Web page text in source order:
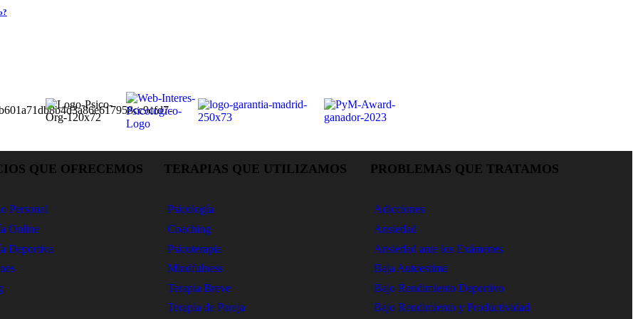
QUE OFRECEMOS
Personal
Online
Deportiva
TERAPIAS QUE UTILIZAMOS
Psicología
Coaching
Psicoterapia
Mindfulness
Terapia Breve
Terapia de Pareja
PROBLEMAS QUE TRATAMOS
Adicciones
Ansiedad
Ansiedad ante los Exámenes
Baja Autoestima
Bajo Rendimiento Deportivo
Bajo Rendimiento y Productividad